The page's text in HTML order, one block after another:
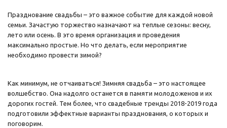
Празднование свадьбы – это важное событие для каждой новой
семьи. Зачастую торжество назначают на теплые сезоны: весну,
лето или осень. В это время организация и проведения
максимально простые. Но что делать, если мероприятие
необходимо провести зимой?
Как минимум, не отчаиваться! Зимняя свадьба – это настоящее
волшебство. Она надолго останется в памяти молодоженов и их
дорогих гостей. Тем более, что свадебные тренды 2018-2019 года
подготовили эффектные варианты празднования, о которых и
поговорим.